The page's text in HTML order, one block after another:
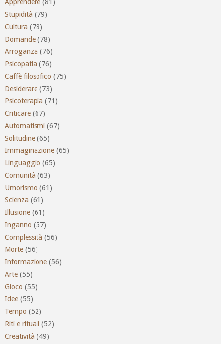
Apprendere (81)
Stupidità (79)
Cultura (78)
Domande (78)
Arroganza (76)
Psicopatia (76)
Caffè filosofico (75)
Desiderare (73)
Psicoterapia (71)
Criticare (67)
Automatismi (67)
Solitudine (65)
Immaginazione (65)
Linguaggio (65)
Comunità (63)
Umorismo (61)
Scienza (61)
Illusione (61)
Inganno (57)
Complessità (56)
Morte (56)
Informazione (56)
Arte (55)
Gioco (55)
Idee (55)
Tempo (52)
Riti e rituali (52)
Creatività (49)